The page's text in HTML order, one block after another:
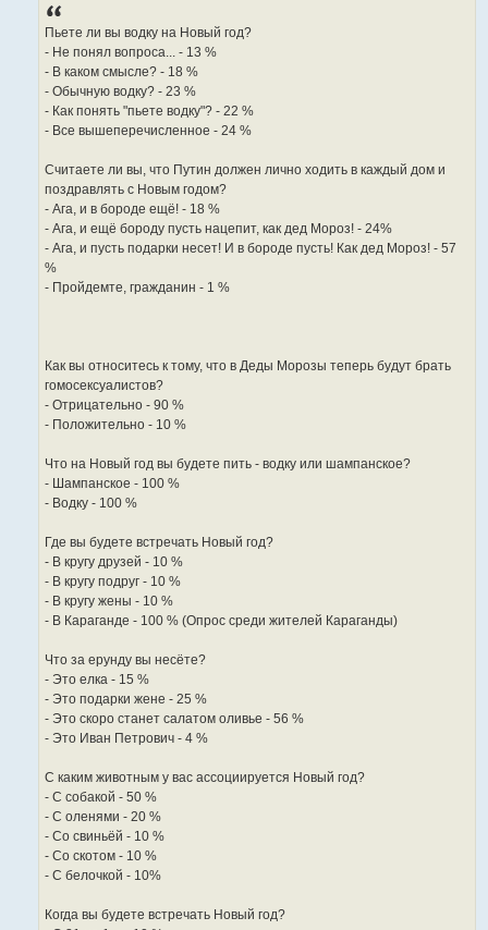
Пьете ли вы водку на Новый год?
- Не понял вопроса... - 13 %
- В каком смысле? - 18 %
- Обычную водку? - 23 %
- Как понять "пьете водку"? - 22 %
- Все вышеперечисленное - 24 %
Считаете ли вы, что Путин должен лично ходить в каждый дом и
поздравлять с Новым годом?
- Ага, и в бороде ещё! - 18 %
- Ага, и ещё бороду пусть нацепит, как дед Мороз! - 24%
- Ага, и пусть подарки несет! И в бороде пусть! Как дед Мороз! - 57
%
- Пройдемте, гражданин - 1 %
Как вы относитесь к тому, что в Деды Морозы теперь будут брать
гомосексуалистов?
- Отрицательно - 90 %
- Положительно - 10 %
Что на Новый год вы будете пить - водку или шампанское?
- Шампанское - 100 %
- Водку - 100 %
Где вы будете встречать Новый год?
- В кругу друзей - 10 %
- В кругу подруг - 10 %
- В кругу жены - 10 %
- В Караганде - 100 % (Опрос среди жителей Караганды)
Что за ерунду вы несёте?
- Это елка - 15 %
- Это подарки жене - 25 %
- Это скоро станет салатом оливье - 56 %
- Это Иван Петрович - 4 %
С каким животным у вас ассоциируется Новый год?
- С собакой - 50 %
- С оленями - 20 %
- Со свиньёй - 10 %
- Со скотом - 10 %
- С белочкой - 10%
Когда вы будете встречать Новый год?